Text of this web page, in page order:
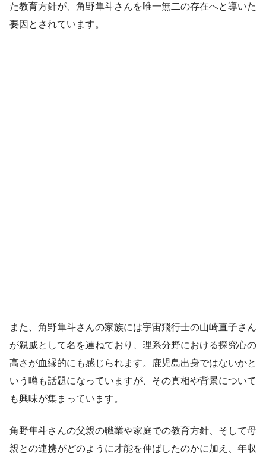
た教育方針が、角野隼斗さんを唯一無二の存在へと導いた
要因とされています。
また、角野隼斗さんの家族には宇宙飛行士の山崎直子さん
が親戚として名を連ねており、理系分野における探究心の
高さが血縁的にも感じられます。鹿児島出身ではないかと
いう噂も話題になっていますが、その真相や背景について
も興味が集まっています。
角野隼斗さんの父親の職業や家庭での教育方針、そして母
親との連携がどのように才能を伸ばしたのかに加え、年収